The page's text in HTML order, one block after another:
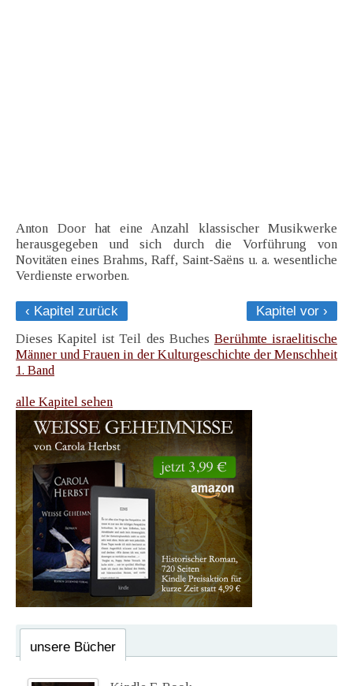
Anton Door hat eine Anzahl klassischer Musikwerke
herausgegeben und sich durch die Vorführung von
Novitäten eines Brahms, Raff, Saint-Saëns u. a. wesentliche
Verdienste erworben.
‹ Kapitel zurück
Kapitel vor ›
Dieses Kapitel ist Teil des Buches Berühmte israelitische
Männer und Frauen in der Kulturgeschichte der Menschheit
1. Band
alle Kapitel sehen
unsere Bücher